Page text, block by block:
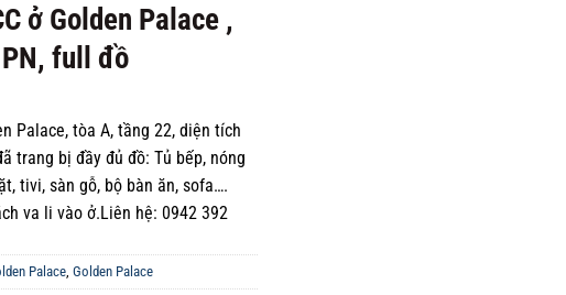
ở Golden Palace ,
full đồ
Palace, tòa A, tầng 22, diện tích
trang bị đầy đủ đồ: Tủ bếp, nóng
tivi, sàn gỗ, bộ bàn ăn, sofa….
va li vào ở.Liên hệ: 0942 392
Palace Golden Palace